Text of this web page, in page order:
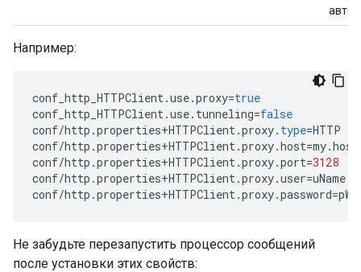
Например:
conf_http_HTTPClient.use.proxy=true
conf_http_HTTPClient.use. tunneling=false
conf/http .properties+HTTPClient.proxy. type=HTTP
conf/http .properties+HTTPClient.proxy.host=my.host
conf/http .properties+HTTPClient.proxy.port=3128
conf/http .properties+HTTPClient.proxy.user=uName
conf/http .properties+HTTPClient.proxy.password=
Не забудьте перезапустить процессор сообщений
после установки этих свойств: